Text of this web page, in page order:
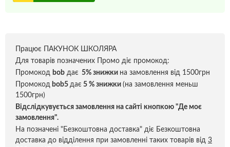
Працює ПАКУНОК ШКОЛЯРА
Для товарів позначених Промо діє промокод:
Промокод bob дає 5% знижки на замовлення від 1500грн
Промокод bob5 дає 5 % знижки (на замовлення меньш
1500грн)
Відслідкувується замовлення на сайті кнопкою "Де моє
замовлення".
На позначені "Безкоштовна доставка" діє Безкоштовна
доставка до відділення при замовленні таких товарів від 3